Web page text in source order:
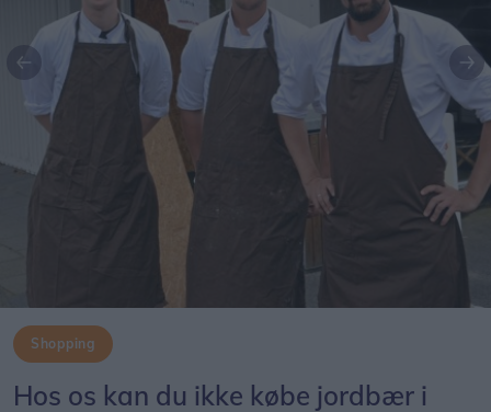
Forrige
Shopping
Hos os kan du ikke købe jordbær i